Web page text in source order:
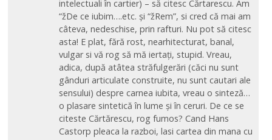
intelectuali în cartier) – să citesc Cărtarescu. Am
“žDe ce iubim….etc. și “žRem”, si cred că mai am
câteva, nedeschise, prin rafturi. Nu pot să citesc
asta! E plat, fără rost, nearhitecturat, banal,
vulgar si vă rog să mă iertați, stupid. Vreau,
adica, după atâtea străfulgerări (căci nu sunt
gânduri articulate construite, nu sunt cautari ale
sensului) despre carnea iubita, vreau o sinteză…
o plasare sintetică în lume și în ceruri. De ce se
citeste Cărtărescu, rog fumos? Cand Hans
Castorp pleaca la razboi, lasi cartea din mana cu